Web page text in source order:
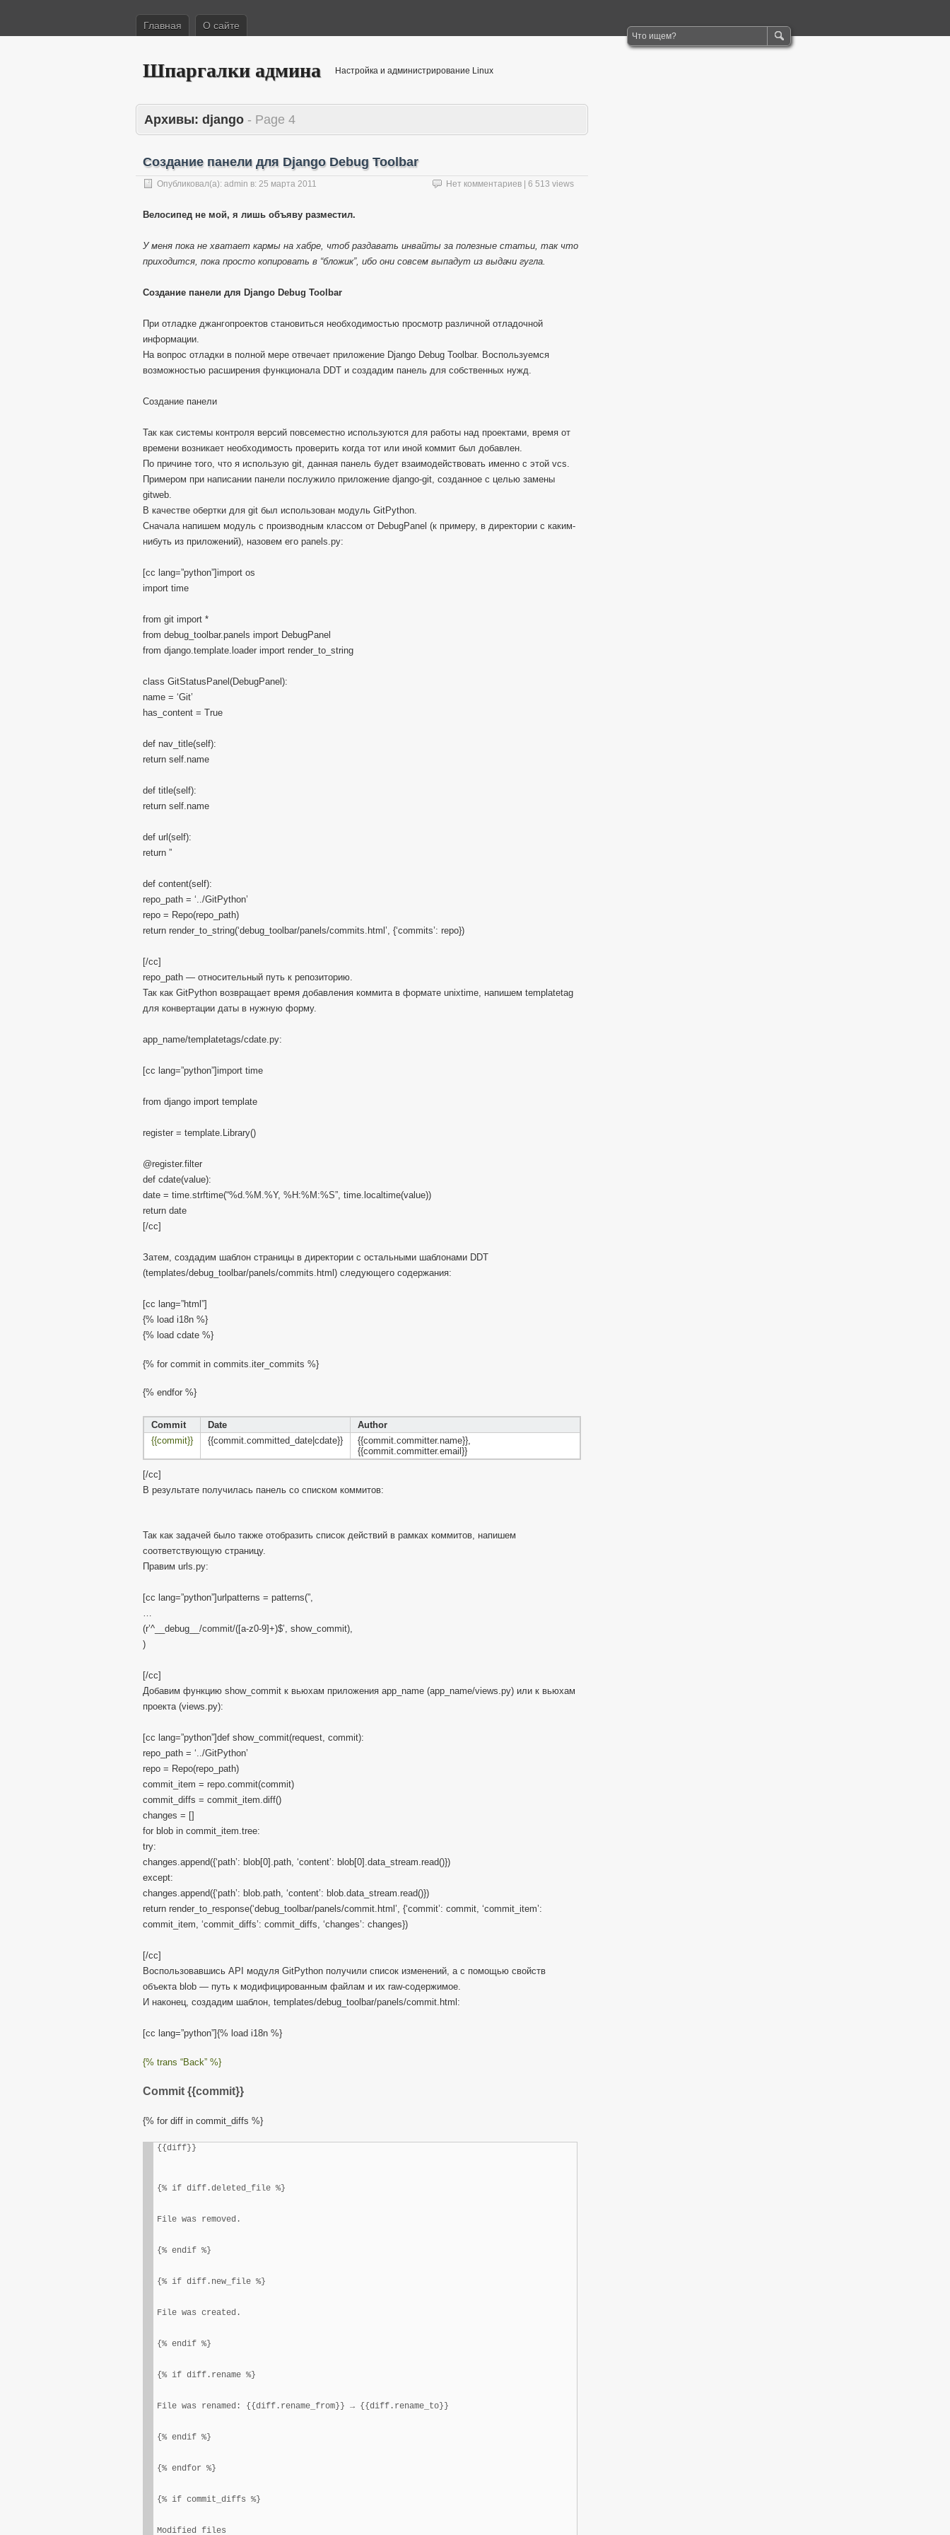
Главная О сайте
Шпаргалки админа Настройка и администрирование Linux
Архивы: django - Page 4
Создание панели для Django Debug Toolbar
Опубликовал(а): admin в: 25 марта 2011 Нет комментариев | 6 513 views
Велосипед не мой, я лишь объяву разместил.
У меня пока не хватает кармы на хабре, чтоб раздавать инвайты за полезные статьи, так что
приходится, пока просто копировать в “бложик”, ибо они совсем выпадут из выдачи гугла.
Создание панели для Django Debug Toolbar
При отладке джангопроектов становиться необходимостью просмотр различной отладочной
информации.
На вопрос отладки в полной мере отвечает приложение Django Debug Toolbar. Воспользуемся
возможностью расширения функционала DDT и создадим панель для собственных нужд.
Создание панели
Так как системы контроля версий повсеместно используются для работы над проектами, время от
времени возникает необходимость проверить когда тот или иной коммит был добавлен.
По причине того, что я использую git, данная панель будет взаимодействовать именно с этой vcs.
Примером при написании панели послужило приложение django-git, созданное с целью замены
gitweb.
В качестве обертки для git был использован модуль GitPython.
Сначала напишем модуль с производным классом от DebugPanel (к примеру, в директории с каким-
нибуть из приложений), назовем его panels.py:
[cc lang=”python”]import os
import time
from git import *
from debug_toolbar.panels import DebugPanel
from django.template.loader import render_to_string
class GitStatusPanel(DebugPanel):
name = ‘Git’
has_content = True
def nav_title(self):
return self.name
def title(self):
return self.name
def url(self):
return ”
def content(self):
repo_path = ‘../GitPython’
repo = Repo(repo_path)
return render_to_string(‘debug_toolbar/panels/commits.html’, {‘commits’: repo})
[/cc]
repo_path — относительный путь к репозиторию.
Так как GitPython возвращает время добавления коммита в формате unixtime, напишем templatetag
для конвертации даты в нужную форму.
app_name/templatetags/cdate.py:
[cc lang=”python”]import time
from django import template
register = template.Library()
@register.filter
def cdate(value):
date = time.strftime(“%d.%M.%Y, %H:%M:%S”, time.localtime(value))
return date
[/cc]
Затем, создадим шаблон страницы в директории с остальными шаблонами DDT
(templates/debug_toolbar/panels/commits.html) следующего содержания:
[cc lang=”html”]
{% load i18n %}
{% load cdate %}
{% for commit in commits.iter_commits %}
{% endfor %}
Commit Date
Author
{{commit}}
{{commit.committed_date|cdate}}
{{commit.committer.name}},
{{commit.committer.email}}
[/cc]
В результате получилась панель со списком коммитов:
Так как задачей было также отобразить список действий в рамках коммитов, напишем
соответствующую страницу.
Правим urls.py:
[cc lang=”python”]urlpatterns = patterns(”,
…
(r’^__debug__/commit/([a-z0-9]+)$’, show_commit),
)
[/cc]
Добавим функцию show_commit к вьюхам приложения app_name (app_name/views.py) или к вьюхам
проекта (views.py):
[cc lang=”python”]def show_commit(request, commit):
repo_path = ‘../GitPython’
repo = Repo(repo_path)
commit_item = repo.commit(commit)
commit_diffs = commit_item.diff()
changes = []
for blob in commit_item.tree:
try:
changes.append({‘path’: blob[0].path, ‘content’: blob[0].data_stream.read()})
except:
changes.append({‘path’: blob.path, ‘content’: blob.data_stream.read()})
return render_to_response(‘debug_toolbar/panels/commit.html’, {‘commit’: commit, ‘commit_item’:
commit_item, ‘commit_diffs’: commit_diffs, ‘changes’: changes})
[/cc]
Воспользовавшись API модуля GitPython получили список изменений, а с помощью свойств
объекта blob — путь к модифицированным файлам и их raw-содержимое.
И наконец, создадим шаблон, templates/debug_toolbar/panels/commit.html:
[cc lang=”python”]{% load i18n %}
{% trans “Back” %}
Commit {{commit}}
{% for diff in commit_diffs %}
{{diff}}
{% if diff.deleted_file %}
File was removed.
{% endif %}
{% if diff.new_file %}
File was created.
{% endif %}
{% if diff.rename %}
File was renamed: {{diff.rename_from}} → {{diff.rename_to}}
{% endif %}
{% endfor %}
{% if commit_diffs %}
Modified files